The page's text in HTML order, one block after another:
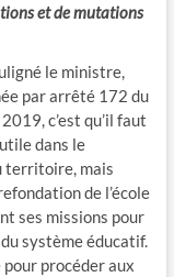
et de mutations
le ministre,
par arrêté 172 du
c’est qu’il faut
dans le
territoire, mais
de l’école
ses missions pour
système éducatif.
pour procéder aux